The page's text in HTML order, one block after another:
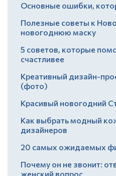
Основные ошибки,
Полезные советы к
новогоднюю маску
5 советов, которые
счастливее
Креативный дизайн-
(фото)
Красивый новогодний
Как выбрать модный
дизайнеров
20 самых ожидаемых
Почему он не звонит:
женский вопрос